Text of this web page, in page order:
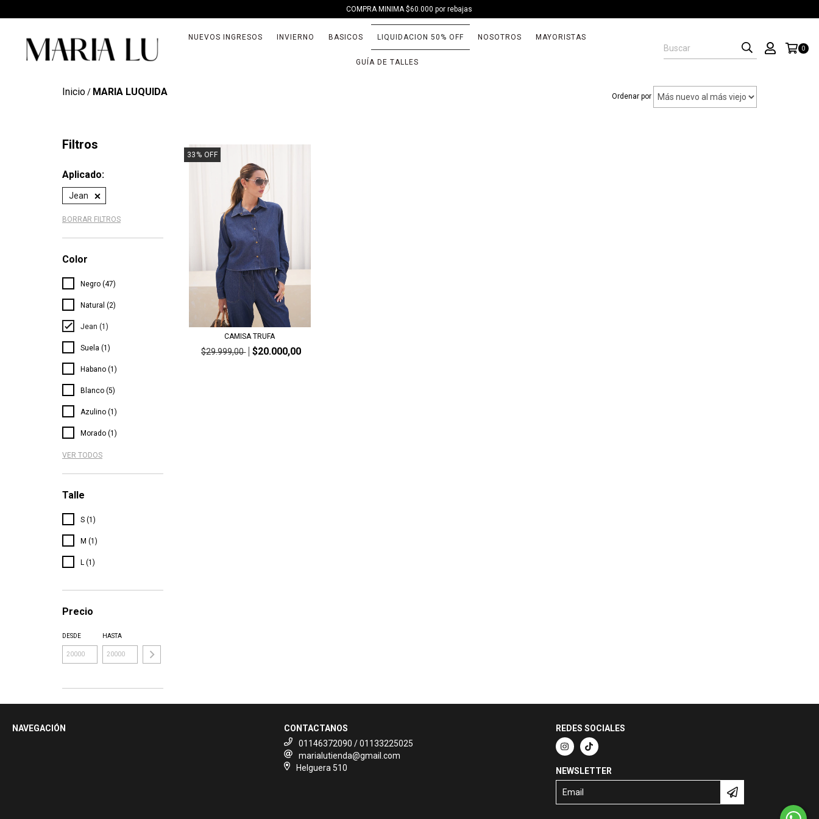
COMPRA MINIMA $60.000 por rebajas
NUEVOS INGRESOS INVIERNO BASICOS LIQUIDACION 50% OFF NOSOTROS MAYORISTAS
GUÍA DE TALLES
0
Inicio/ MARIA LUQUIDA Ordenar por
Filtros
Aplicado:
Jean
BORRAR FILTROS
Color
Negro (47)
Natural (2)
Jean (1)
Suela (1)
Habano (1)
Blanco (5)
Azulino (1)
Morado (1)
VER TODOS
Talle
S (1)
M (1)
L (1)
Precio
DESDE HASTA
33 % OFF
CAMISA TRUFA
$29.999,00 $20.000,00
NAVEGACIÓN
CONTACTANOS
01146372090 / 01133225025
marialutienda@gmail.com
Helguera 510
REDES SOCIALES
NEWSLETTER